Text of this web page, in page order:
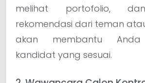
melihat portofolio,
rekomendasi dari teman
akan membantu Anda
kandidat yang sesuai.